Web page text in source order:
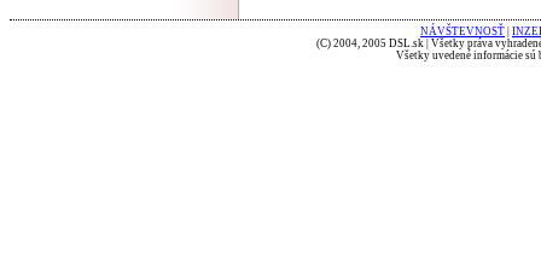
NÁVŠTEVNOSŤ
(C) 2004, 2005 DSL.sk | Všetky práva
Všetky uvedené informácie sú